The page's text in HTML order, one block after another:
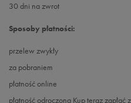
30 dni na zwrot
Sposoby płatności:
przelew zwykły
za pobraniem
płatność online
płatność odroczona Kup teraz